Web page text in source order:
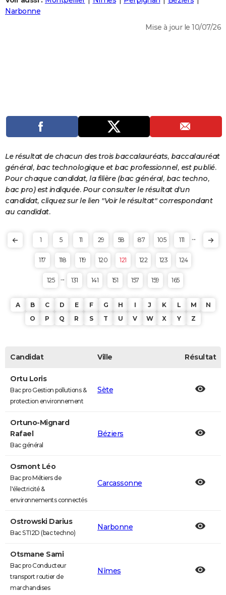
Destinations
City break
Voyage nature
Voyage de noces
Forum
Climat
+
PHOTO
PROGRAMME TV
S'inscrire
Se connecter
Lycées
Collèges
Primaires
Universités
Entreprises
Service militaire
Avis de recherche
AVIS DE DÉCÈS
FORUM
Bricolage
Lifestyle
Culture
Sport
Auto
Television
Voyage
Cinema
Narbonne
Mise à jour le 10/07/26
Le résultat de chacun des trois baccalauréats, baccalauréat
général, bac technologique et bac professionnel, est publié.
Pour chaque candidat, la filière (bac général, bac techno,
bac pro) est indiquée. Pour consulter le résultat d'un
candidat, cliquez sur le lien "Voir le résultat" correspondant
au candidat.
1 5 11 29 58 87 105 111 ...
117 118 119 120 121 122 123 124
125 ... 131 141 151 157 159 165
A B C D E F G H I J K L M
N
O
P Q R S T U V W X Y Z
Candidat Ville Résultat
Ortu Loris
Bac pro Gestion pollutions &
protection environnement
Sète
Ortuno-Mignard
Rafael
Bac général
Béziers
Osmont Léo
Bac pro Métiers de
l'électricité &
environnements connectés
Carcassonne
Ostrowski Darius
Bac STI2D (bac techno)
Narbonne
Otsmane Sami
Bac pro Conducteur
transport routier de
marchandises
Nîmes